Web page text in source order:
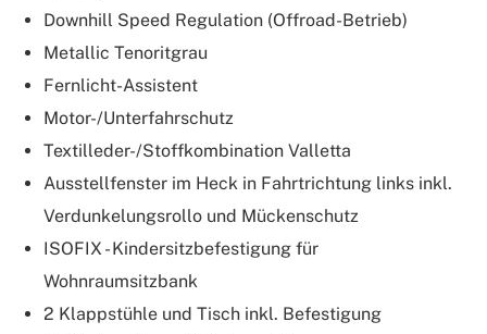
Downhill Speed Regulation (Offroad-Betrieb)
Metallic Tenoritgrau
Fernlicht-Assistent
Motor-/Unterfahrschutz
Textilleder-/Stoffkombination Valletta
Ausstellfenster im Heck in Fahrtrichtung links inkl.
Verdunkelungsrollo und Mückenschutz
ISOFIX - Kindersitzbefestigung für
Wohnraumsitzbank
2 Klappstühle und Tisch inkl. Befestigung